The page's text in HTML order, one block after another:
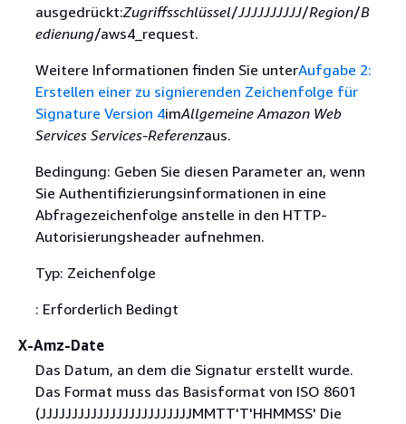
ausgedrückt:Zugriffsschlüssel/JJJJJJJJJJ/Region/B
edienung/aws4_request.
Weitere Informationen finden Sie unterAufgabe 2:
Erstellen einer zu signierenden Zeichenfolge für
Signature Version 4imAllgemeine Amazon Web
Services Services-Referenzaus.
Bedingung: Geben Sie diesen Parameter an, wenn
Sie Authentifizierungsinformationen in eine
Abfragezeichenfolge anstelle in den HTTP-
Autorisierungsheader aufnehmen.
Typ: Zeichenfolge
: Erforderlich Bedingt
X-Amz-Date
Das Datum, an dem die Signatur erstellt wurde.
Das Format muss das Basisformat von ISO 8601
(JJJJJJJJJJJJJJJJJJJJJJJJMMTT'T'HHMMSS' Die